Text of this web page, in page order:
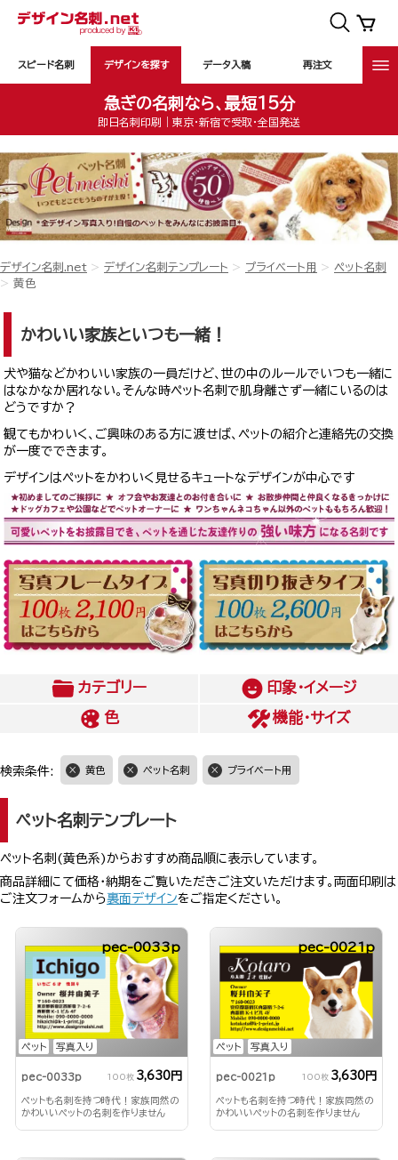
スピード名刺 デザインを探す データ入稿 再注文
急ぎの名刺なら、最短15分
即日名刺印刷｜東京・新宿で受取・全国発送
デザイン名刺.net デザイン名刺テンプレート プライベート用
ペット名刺
黄色
かわいい家族といつも一緒！
犬や猫などかわいい家族の一員だけど、世の中のルールでいつも一緒に
はなかなか居れない。そんな時ペット名刺で肌身離さず一緒にいるのは
どうですか？
観てもかわいく、ご興味のある方に渡せば、ペットの紹介と連絡先の交換
が一度でできます。
デザインはペットをかわいく見せるキュートなデザインが中心です
カテゴリー
印象・イメージ
色
機能・サイズ
検索条件: 黄色 ペット名刺 プライベート用
ペット名刺テンプレート
ペット名刺(黄色系)からおすすめ商品順に表示しています。
商品詳細にて価格・納期をご覧いただきご注文いただけます。両面印刷は
ご注文フォームから裏面デザインをご指定ください。
ペット 写真入り
pec-0033p
pec-0033p 100枚 3,630円
ペットも名刺を持つ時代！家族同然の
かわいいペットの名刺を作りません
ペット 写真入り
pec-0021p
pec-0021p 100枚 3,630円
ペットも名刺を持つ時代！家族同然の
かわいいペットの名刺を作りません